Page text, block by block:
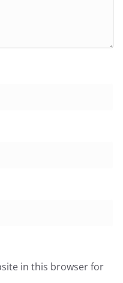
in this browser for